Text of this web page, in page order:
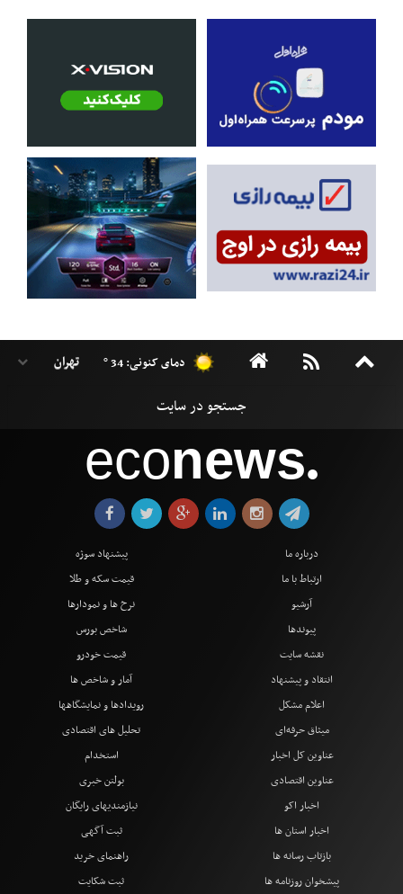
دمای کنونی: 34 °
econews●
درباره ما
ارتباط با ما
آرشیو
پیوندها
نقشه سایت
انتقاد و پیشنهاد
اعلام مشکل
میثاق حرفه‌ای
پیشنهاد سوژه
قیمت سکه و طلا
نرخ ها و نمودارها
شاخص بورس
قیمت خودرو
آمار و شاخص ها
رویدادها و نمایشگاهها
تحلیل های اقتصادی
عناوین کل اخبار
عناوین اقتصادی
اخبار اکو
اخبار استان ها
بازتاب رسانه ها
پیشخوان روزنامه ها
استخدام
بولتن خبری
نیازمندیهای رایگان
ثبت آگهی
راهنمای خرید
ثبت شکایت